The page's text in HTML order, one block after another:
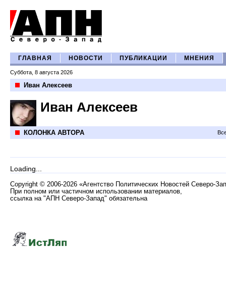
ГЛАВНАЯ НОВОСТИ ПУБЛИКАЦИИ МНЕНИЯ
Суббота, 8 августа 2026
Иван Алексеев
Иван Алексеев
КОЛОНКА АВТОРА
Loading...
Copyright © 2006-2026 «Агентство Политических Новостей Северо-
При полном или частичном использовании материалов,
ссылка на "АПН Северо-Запад" обязательна